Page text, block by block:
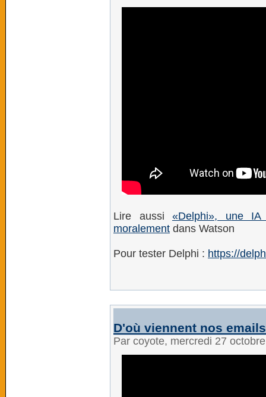
Lire aussi «Delphi», une
moralement dans Watson
Pour tester Delphi : https://
D'où viennent nos
Par coyote, mercredi 27